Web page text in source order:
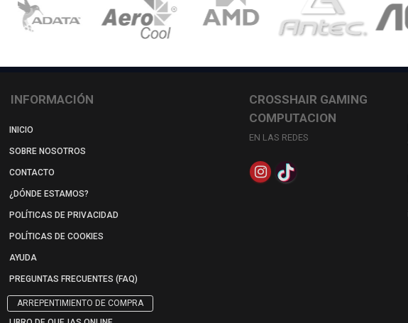
INFORMACIÓN
INICIO
SOBRE NOSOTROS
CONTACTO
¿DÓNDE ESTAMOS?
POLÍTICAS DE PRIVACIDAD
POLÍTICAS DE COOKIES
AYUDA
PREGUNTAS FRECUENTES (FAQ)
ARREPENTIMIENTO DE COMPRA
CROSSHAIR GAMING
COMPUTACION
EN LAS REDES